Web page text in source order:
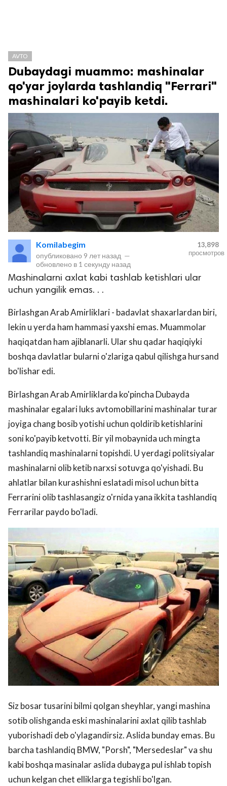
защищены.
AVTO
Dubaydagi muammo: mashinalar
qo'yar joylarda tashlandiq "Ferrari"
mashinalari ko'payib ketdi.
Komilabegim
опубликовано 9 лет назад —
обновлено в 1 секунду назад
13,898
просмотров
Mashinalarni axlat kabi tashlab ketishlari ular
uchun yangilik emas. . .
Birlashgan Arab Amirliklari - badavlat shaxarlardan biri,
lekin u yerda ham hammasi yaxshi emas. Muammolar
haqiqatdan ham ajiblanarli. Ular shu qadar haqiqiyki
boshqa davlatlar bularni o'zlariga qabul qilishga hursand
bo'lishar edi.
Birlashgan Arab Amirliklarda ko'pincha Dubayda
mashinalar egalari luks avtomobillarini mashinalar turar
joyiga chang bosib yotishi uchun qoldirib ketishlarini
soni ko'payib ketvotti. Bir yil mobaynida uch mingta
tashlandiq mashinalarni topishdi. U yerdagi politsiyalar
mashinalarni olib ketib narxsi sotuvga qo'yishadi. Bu
ahlatlar bilan kurashishni eslatadi misol uchun bitta
Ferrarini olib tashlasangiz o'rnida yana ikkita tashlandiq
Ferrarilar paydo bo'ladi.
Siz bosar tusarini bilmi qolgan sheyhlar, yangi mashina
sotib olishganda eski mashinalarini axlat qilib tashlab
yuborishadi deb o'ylagandirsiz. Aslida bunday emas. Bu
barcha tashlandiq BMW, "Porsh", "Mersedeslar" va shu
kabi boshqa masinalar aslida dubayga pul ishlab topish
uchun kelgan chet elliklarga tegishli bo'lgan.